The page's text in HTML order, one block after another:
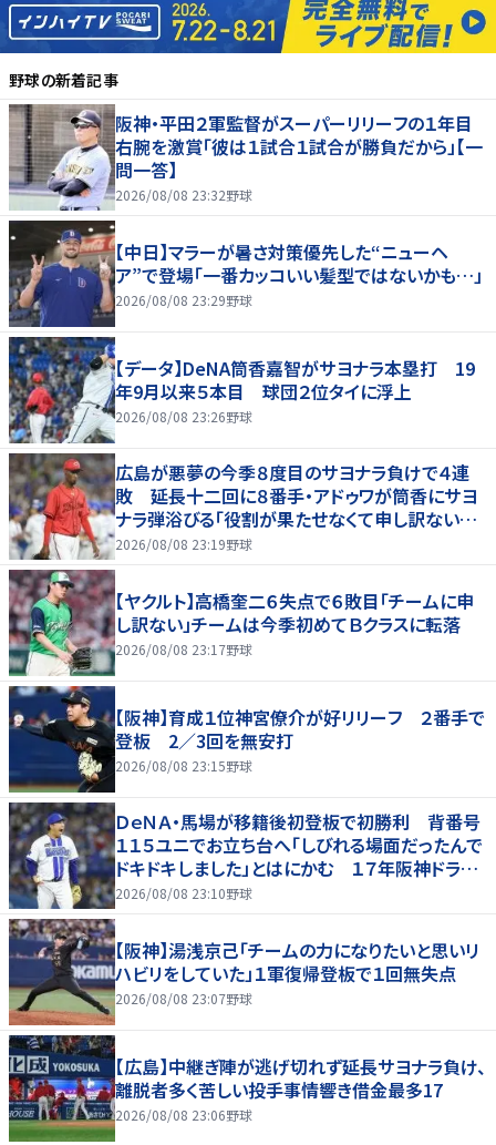
野球の新着記事
阪神・平田２軍監督がスーパーリリーフの１年目
右腕を激賞「彼は１試合１試合が勝負だから」【一
問一答】
2026/08/08 23:32野球
【中日】マラーが暑さ対策優先した“ニューヘ
ア”で登場「一番カッコいい髪型ではないかも…」
2026/08/08 23:29野球
【データ】DeNA筒香嘉智がサヨナラ本塁打 19
年9月以来５本目 球団２位タイに浮上
2026/08/08 23:26野球
広島が悪夢の今季８度目のサヨナラ負けで４連
敗 延長十二回に８番手・アドゥワが筒香にサヨ
ナラ弾浴びる「役割が果たせなくて申し訳ないで
す」
2026/08/08 23:19野球
【ヤクルト】高橋奎二６失点で６敗目「チームに申
し訳ない」チームは今季初めてＢクラスに転落
2026/08/08 23:17野球
【阪神】育成１位神宮僚介が好リリーフ ２番手で
登板 2／3回を無安打
2026/08/08 23:15野球
ＤｅＮＡ・馬場が移籍後初登板で初勝利 背番号
１１５ユニでお立ち台へ「しびれる場面だったんで
ドキドキしました」とはにかむ １７年阪神ドラ１
右腕
2026/08/08 23:10野球
【阪神】湯浅京己「チームの力になりたいと思いリ
ハビリをしていた」１軍復帰登板で１回無失点
2026/08/08 23:07野球
【広島】中継ぎ陣が逃げ切れず延長サヨナラ負け、
離脱者多く苦しい投手事情響き借金最多17
2026/08/08 23:06野球